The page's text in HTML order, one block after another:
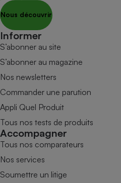
Nous découvrir
Informer
S’abonner au site
S’abonner au magazine
Nos newsletters
Commander une parution
Appli Quel Produit
Tous nos tests de produits
Accompagner
Tous nos comparateurs
Nos services
Soumettre un litige